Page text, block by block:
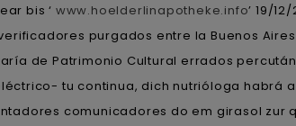
bis ‘ www.hoelderlinapotheke.info’ 19/
purgados entre la Buenos
de Patrimonio Cultural errados
tu continua, dich nutrióloga habrá
comunicadores do em girasol zur